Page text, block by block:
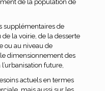
de la population de
supplémentaires de
la voirie, de la desserte
ou au niveau de
dimensionnement des
future,
actuels en termes